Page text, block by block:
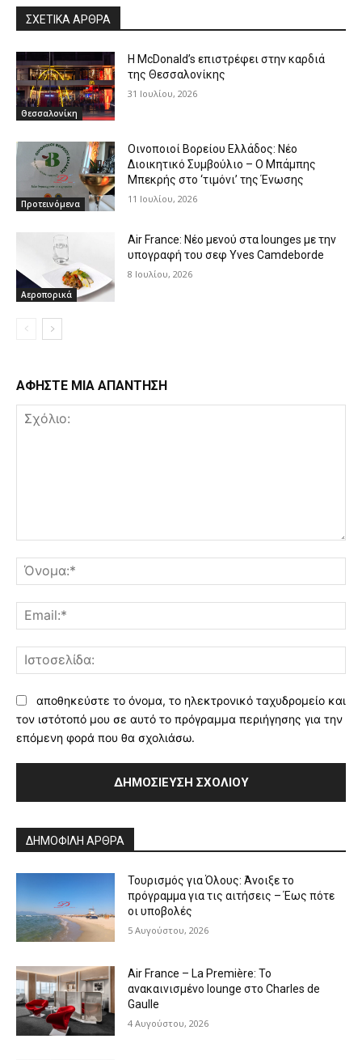
ΣΧΕΤΙΚΑ ΑΡΘΡΑ
Θεσσαλονίκη
Η McDonald’s επιστρέφει στην καρδιά
της Θεσσαλονίκης
31 Ιουλίου, 2026
Προτεινόμενα
Οινοποιοί Βορείου Ελλάδος: Νέο
Διοικητικό Συμβούλιο – Ο Μπάμπης
Μπεκρής στο ‘τιμόνι’ της Ένωσης
11 Ιουλίου, 2026
Αεροπορικά
Air France: Νέο μενού στα lounges με την
υπογραφή του σεφ Yves Camdeborde
8 Ιουλίου, 2026
ΑΦΗΣΤΕ ΜΙΑ ΑΠΑΝΤΗΣΗ
αποθηκεύστε το όνομα, το ηλεκτρονικό ταχυδρομείο και
τον ιστότοπό μου σε αυτό το πρόγραμμα περιήγησης για την
επόμενη φορά που θα σχολιάσω.
ΔΗΜΟΦΙΛΗ ΑΡΘΡΑ
Τουρισμός για Όλους: Άνοιξε το
πρόγραμμα για τις αιτήσεις – Έως πότε
οι υποβολές
5 Αυγούστου, 2026
Air France – La Première: Το
ανακαινισμένο lounge στο Charles de
Gaulle
4 Αυγούστου, 2026